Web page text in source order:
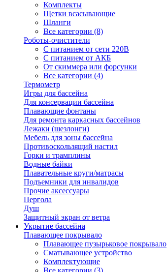
Комплекты
Щетки всасывающие
Шланги
Все категории (8)
Роботы-очистители
С питанием от сети 220В
С питанием от АКБ
От скиммера или форсунки
Все категории (4)
Термометр
Игры для бассейна
Для консервации бассейна
Плавающие фонтаны
Для ремонта каркасных бассейнов
Лежаки (шезлонги)
Мебель для зоны бассейна
Противоскользящий настил
Горки и трамплины
Водные байки
Плавательные круги/матрасы
Подъемники для инвалидов
Прочие аксессуары
Пергола
Душ
Защитный экран от ветра
Укрытие бассейна
Плавающее покрывало
Плавающее пузырьковое покрывало
Сматывающее устройство
Комплектующие
Все категории (3)